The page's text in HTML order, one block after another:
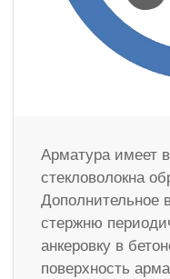
Арматура имеет
стекловолокна
Дополнительное
стержню
анкеровку в
поверхность